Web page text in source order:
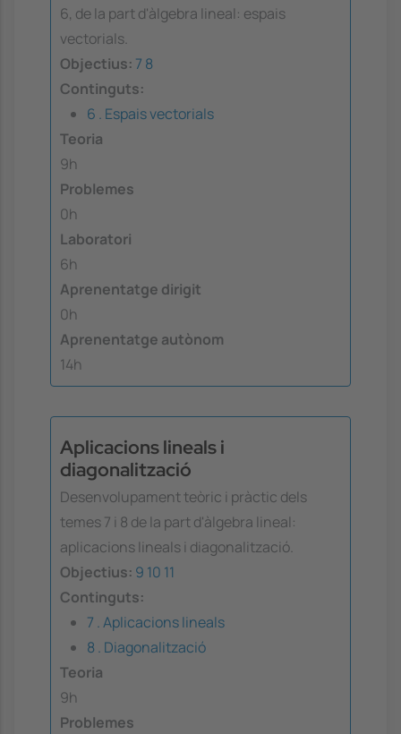
6, de la part d'àlgebra lineal: espais
vectorials.
Objectius: 7 8
Continguts:
6 . Espais vectorials
Teoria
9h
Problemes
0h
Laboratori
6h
Aprenentatge dirigit
0h
Aprenentatge autònom
14h
Aplicacions lineals i
diagonalització
Desenvolupament teòric i pràctic dels
temes 7 i 8 de la part d'àlgebra lineal:
aplicacions lineals i diagonalització.
Objectius: 9 10 11
Continguts:
7 . Aplicacions lineals
8 . Diagonalització
Teoria
9h
Problemes